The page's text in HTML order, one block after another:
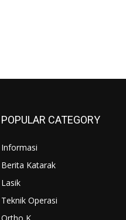
POPULAR CATEGORY
Informasi
Berita Katarak
Lasik
Teknik Operasi